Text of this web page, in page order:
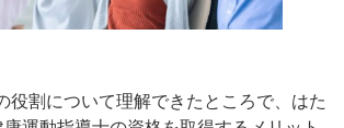
役割について理解できたところで、はた